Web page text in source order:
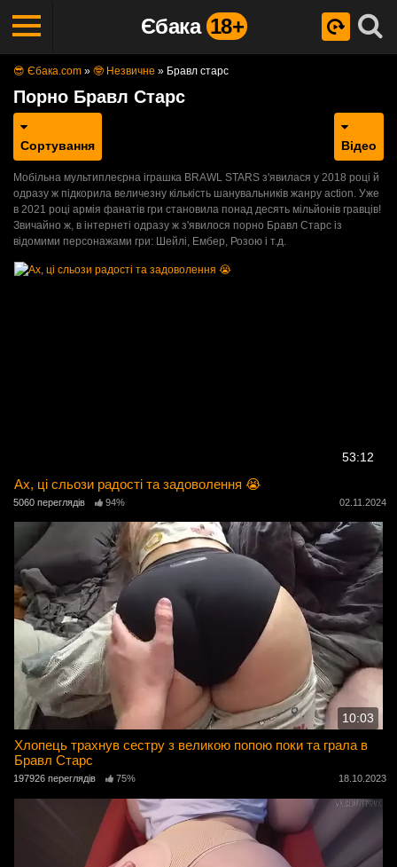
Єбака 18+
😎 Єбака.com » 🤓 Незвичне » Бравл старс
Порно Бравл Старс
Сортування Відео
Мобільна мультиплеєрна іграшка BRAWL STARS з'явилася у 2018 році й
одразу ж підкорила величезну кількість шанувальників жанру action. Уже
в 2021 році армія фанатів гри становила понад десять мільйонів гравців!
Звичайно ж, в інтернеті одразу ж з'явилося порно Бравл Старс із
відомими персонажами гри: Шейлі, Ембер, Розою і т.д.
53:12
Ах, ці сльози радості та задоволення 😭
5060 переглядів 94% 02.11.2024
10:03
Хлопець трахнув сестру з великою попою поки та грала в
Бравл Старс
197926 переглядів 75% 18.10.2023